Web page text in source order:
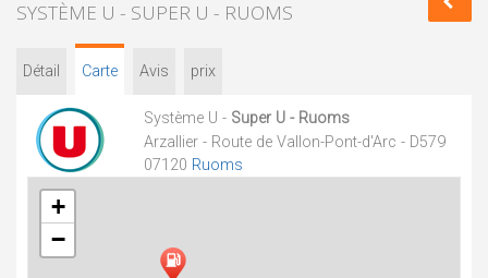
SYSTÈME U - SUPER U - RUOMS
Détail Carte Avis prix
Système U - Super U - Ruoms
Arzallier - Route de Vallon-Pont-d'Arc - D579
07120 Ruoms
+
−